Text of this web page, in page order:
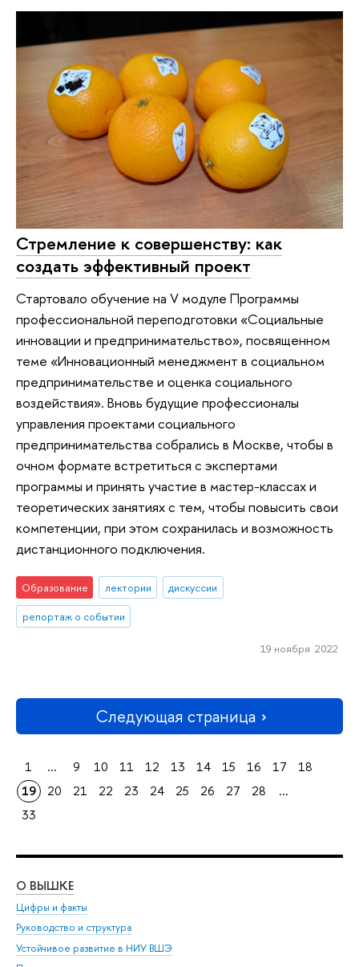
Стремление к совершенству: как
создать эффективный проект
Стартовало обучение на V модуле Программы
профессиональной переподготовки «Социальные
инновации и предпринимательство», посвященном
теме «Инновационный менеджмент в социальном
предпринимательстве и оценка социального
воздействия». Вновь будущие профессионалы
управления проектами социального
предпринимательства собрались в Москве, чтобы в
очном формате встретиться с экспертами
программы и принять участие в мастер-классах и
теоретических занятиях с тем, чтобы повысить свои
компетенции, при этом сохранилась и возможность
дистанционного подключения.
Образование лектории
дискуссии
репортаж о событии
19 ноября 2022
Следующая страница
1 ... 9 10 11 12 13 14 15 16 17
18
19
20 21 22 23 24 25 26 27 28
...
33
О ВЫШКЕ
Цифры и факты
Руководство и структура
Устойчивое развитие в НИУ ВШЭ